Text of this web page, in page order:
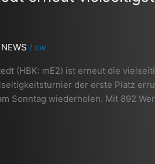
NEWS / cw
(HBK: mE2) ist erneut die
der erste Platz
Sonntag wiederholen. Mit 892